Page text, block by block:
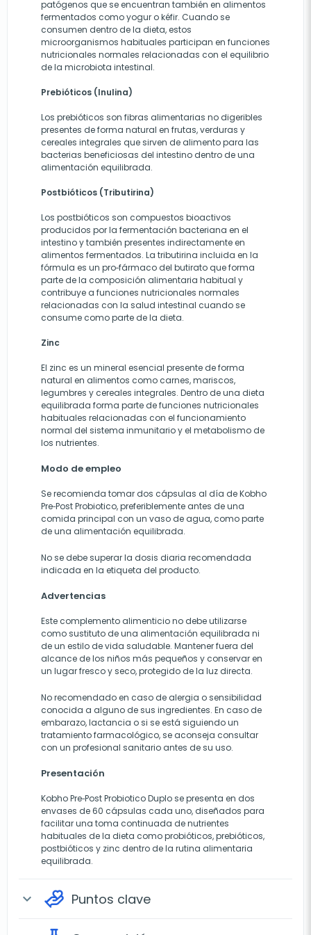
patógenos que se encuentran también en alimentos
fermentados como yogur o kéfir. Cuando se
consumen dentro de la dieta, estos
microorganismos habituales participan en funciones
nutricionales normales relacionadas con el equilibrio
de la microbiota intestinal.
Prebióticos (Inulina)
Los prebióticos son fibras alimentarias no digeribles
presentes de forma natural en frutas, verduras y
cereales integrales que sirven de alimento para las
bacterias beneficiosas del intestino dentro de una
alimentación equilibrada.
Postbióticos (Tributirina)
Los postbióticos son compuestos bioactivos
producidos por la fermentación bacteriana en el
intestino y también presentes indirectamente en
alimentos fermentados. La tributirina incluida en la
fórmula es un pro‑fármaco del butirato que forma
parte de la composición alimentaria habitual y
contribuye a funciones nutricionales normales
relacionadas con la salud intestinal cuando se
consume como parte de la dieta.
Zinc
El zinc es un mineral esencial presente de forma
natural en alimentos como carnes, mariscos,
legumbres y cereales integrales. Dentro de una dieta
equilibrada forma parte de funciones nutricionales
habituales relacionadas con el funcionamiento
normal del sistema inmunitario y el metabolismo de
los nutrientes.
Modo de empleo
Se recomienda tomar dos cápsulas al día de Kobho
Pre‑Post Probiotico, preferiblemente antes de una
comida principal con un vaso de agua, como parte
de una alimentación equilibrada.
No se debe superar la dosis diaria recomendada
indicada en la etiqueta del producto.
Advertencias
Este complemento alimenticio no debe utilizarse
como sustituto de una alimentación equilibrada ni
de un estilo de vida saludable. Mantener fuera del
alcance de los niños más pequeños y conservar en
un lugar fresco y seco, protegido de la luz directa.
No recomendado en caso de alergia o sensibilidad
conocida a alguno de sus ingredientes. En caso de
embarazo, lactancia o si se está siguiendo un
tratamiento farmacológico, se aconseja consultar
con un profesional sanitario antes de su uso.
Presentación
Kobho Pre‑Post Probiotico Duplo se presenta en dos
envases de 60 cápsulas cada uno, diseñados para
facilitar una toma continuada de nutrientes
habituales de la dieta como probióticos, prebióticos,
postbióticos y zinc dentro de la rutina alimentaria
equilibrada.
expand_more Puntos clave